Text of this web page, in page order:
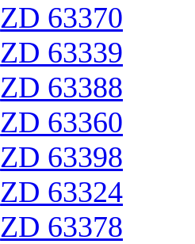
ZD 63370
ZD 63339
ZD 63388
ZD 63360
ZD 63398
ZD 63324
ZD 63378